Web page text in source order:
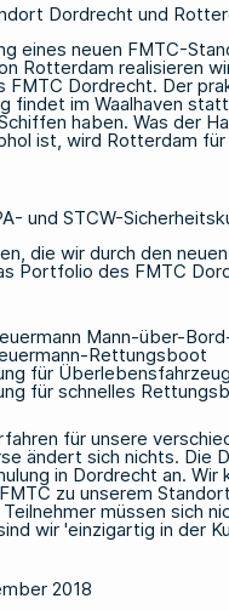
Dordrecht und
eines neuen FMTC-
Rotterdam realisieren
FMTC Dordrecht. Der
findet im Waalhaven
haben. Was der
ist, wird Rotterdam
und STCW-
die wir durch den
Portfolio des FMTC
Mann-über-
Rettungsboot
für
für schnelles
für unsere
ändert sich nichts. Die
in Dordrecht an. Wir
zu unserem
müssen sich
wir 'einzigartig in der
2018